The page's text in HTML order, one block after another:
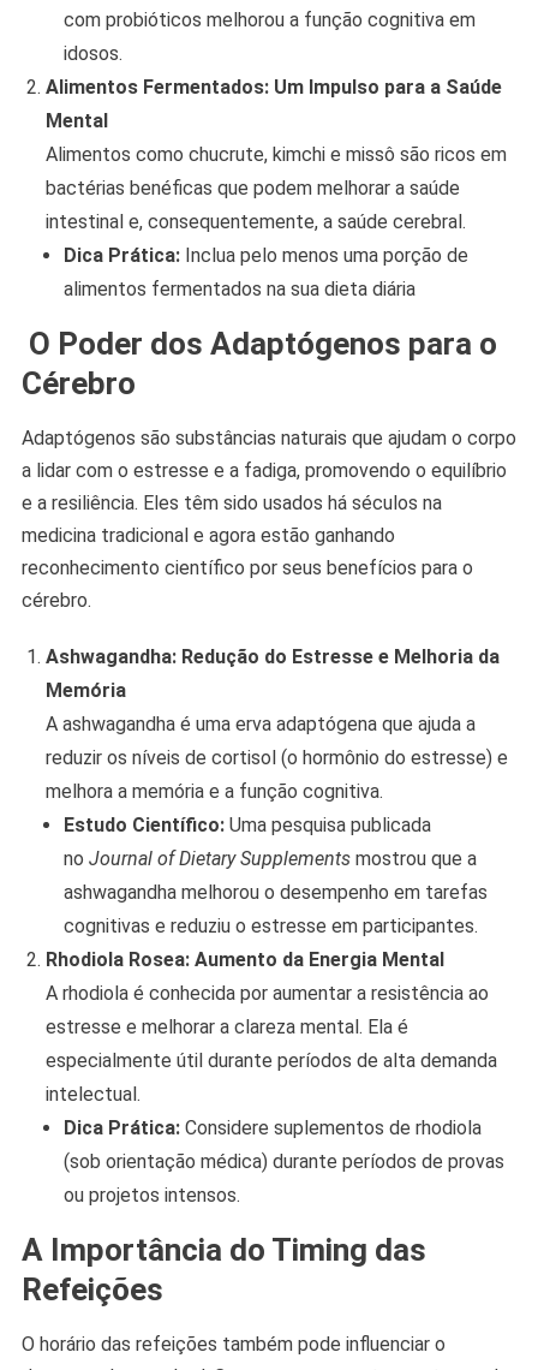
com probióticos melhorou a função cognitiva em
idosos.
Alimentos Fermentados: Um Impulso para a Saúde
Mental
Alimentos como chucrute, kimchi e missô são ricos em
bactérias benéficas que podem melhorar a saúde
intestinal e, consequentemente, a saúde cerebral.
Dica Prática:Inclua pelo menos uma porção de
alimentos fermentados na sua dieta diária
O Poder dos Adaptógenos para o
Cérebro
Adaptógenos são substâncias naturais que ajudam o corpo
a lidar com o estresse e a fadiga, promovendo o equilíbrio
e a resiliência. Eles têm sido usados há séculos na
medicina tradicional e agora estão ganhando
reconhecimento científico por seus benefícios para o
cérebro.
Ashwagandha: Redução do Estresse e Melhoria da
Memória
A ashwagandha é uma erva adaptógena que ajuda a
reduzir os níveis de cortisol (o hormônio do estresse) e
melhora a memória e a função cognitiva.
Estudo Científico:Uma pesquisa publicada
no Journal of Dietary Supplementsmostrou que a
ashwagandha melhorou o desempenho em tarefas
cognitivas e reduziu o estresse em participantes.
Rhodiola Rosea: Aumento da Energia Mental
A rhodiola é conhecida por aumentar a resistência ao
estresse e melhorar a clareza mental. Ela é
especialmente útil durante períodos de alta demanda
intelectual.
Dica Prática:Considere suplementos de rhodiola
(sob orientação médica) durante períodos de provas
ou projetos intensos.
A Importância do Timing das
Refeições
O horário das refeições também pode influenciar o